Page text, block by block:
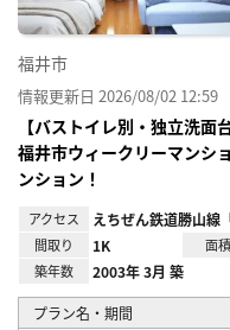
福井市
情報更新日 2026/08/02 12:59
【バストイレ別・独立洗面
福井市ウィークリーマンシ
ンション！
アクセス えちぜん鉄道勝山線
間取り 1K 面積
築年数 2003年 3月 築
プラン名・期間